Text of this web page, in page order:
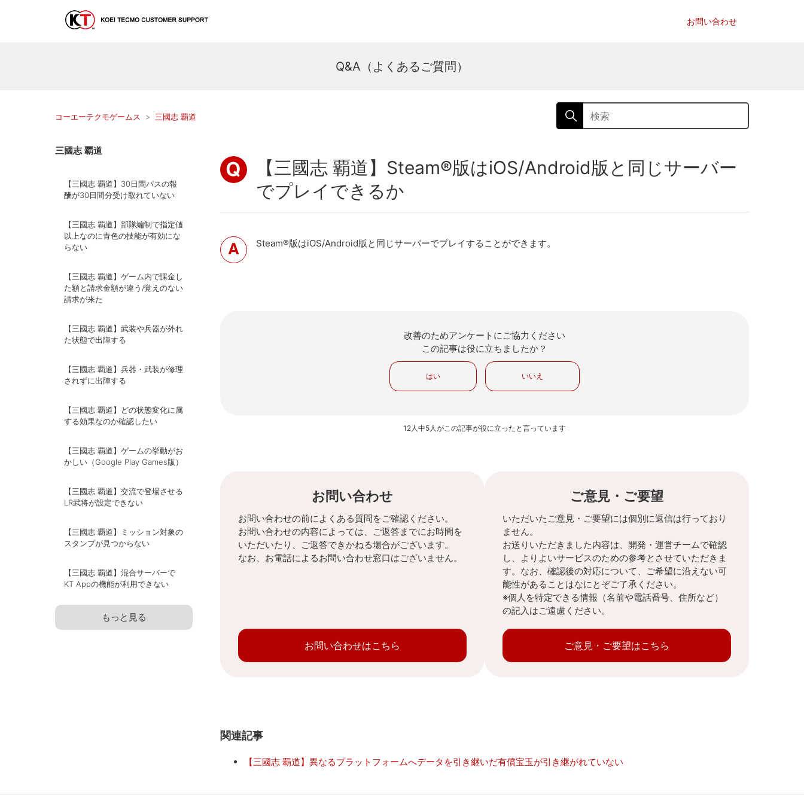
お問い合わせ
Q&A（よくあるご質問）
コーエーテクモゲームス 三國志 覇道
三國志 覇道
【三國志 覇道】30日間パスの報
酬が30日間分受け取れていない
【三國志 覇道】部隊編制で指定値
以上なのに青色の技能が有効にな
らない
【三國志 覇道】ゲーム内で課金し
た額と請求金額が違う/覚えのない
請求が来た
【三國志 覇道】武装や兵器が外れ
た状態で出陣する
【三國志 覇道】兵器・武装が修理
されずに出陣する
【三國志 覇道】どの状態変化に属
する効果なのか確認したい
【三國志 覇道】ゲームの挙動がお
かしい（Google Play Games版）
【三國志 覇道】交流で登場させる
LR武将が設定できない
【三國志 覇道】ミッション対象の
スタンプが見つからない
【三國志 覇道】混合サーバーで
KT Appの機能が利用できない
もっと見る
【三國志 覇道】Steam®版はiOS/Android版と同じサーバー
でプレイできるか
Steam®版はiOS/Android版と同じサーバーでプレイすることができます。
改善のためアンケートにご協力ください
この記事は役に立ちましたか？
はい いいえ
12人中5人がこの記事が役に立ったと言っています
お問い合わせ
お問い合わせの前によくある質問をご確認ください。
お問い合わせの内容によっては、ご返答までにお時間を
いただいたり、ご返答できかねる場合がございます。
なお、お電話によるお問い合わせ窓口はございません。
お問い合わせはこちら
ご意見・ご要望
いただいたご意見・ご要望には個別に返信は行っており
ません。
お送りいただきました内容は、開発・運営チームで確認
し、よりよいサービスのための参考とさせていただきま
す。なお、確認後の対応について、ご希望に沿えない可
能性があることはなにとぞご了承ください。
※個人を特定できる情報（名前や電話番号、住所など）
の記入はご遠慮ください。
ご意見・ご要望はこちら
関連記事
【三國志 覇道】異なるプラットフォームへデータを引き継いだ有償宝玉が引き継がれていない